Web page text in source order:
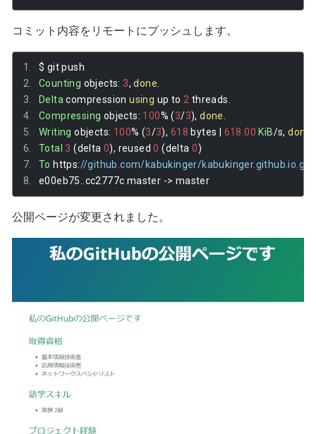
コミット内容をリモートにプッシュします。
$ git push
Counting objects: 3, done
Delta compression using up to 2 threads
Compressing objects: 100% (3/3), done
Writing objects: 100% (3/3), 618 bytes 618.00 KiB/s, done
Total 3 (delta 0), reused 0 (delta 0)
To https://github.com/kabukinger/kabukinger.github.io.git
e00eb75 cc2777c master -> master
公開ページが変更されました。